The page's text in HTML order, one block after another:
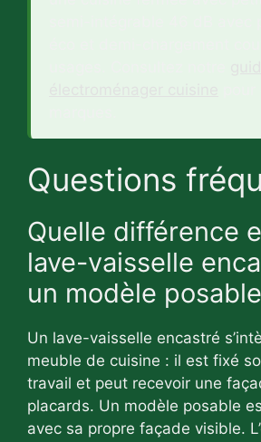
Questions
Quelle différence
lave-vaisselle
un modèle
Un lave-vaisselle encastré
meuble de cuisine : il est fixé
travail et peut recevoir une
placards. Un modèle posable
avec sa propre façade visible.